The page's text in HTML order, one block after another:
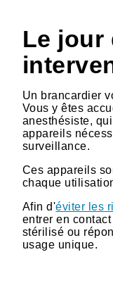
Le jour
Un brancardier
Vous y êtes
anesthésiste,
appareils
surveillance.
Ces appareils
chaque
Afin d'éviter les
entrer en
stérilisé ou
usage unique.